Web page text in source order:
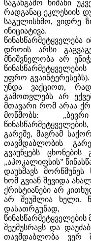
საგანგაშო ნიშანი
რადგანაც ეკლესიის
საგულისხმო, ვიდრე
ინიციატივა.
დროის არსი
მნიშვნელობა არ
უფრო
უნდა ვაქციოთ,
გამოთვლებს არ
მთავარი რომ არაა
მოწმობს:
გარეშე, მაგრამ
თავმდაბლობის
გვაუწყებს
„აპოკალიფსის”
დაუხშავს
ხომ გვიან შევიდა
ქრისტიანები არ
არ შეუშლია ხელი.
დასათრგუნად,
შეუმუსრავს და
თავმდაბლობა ვერ